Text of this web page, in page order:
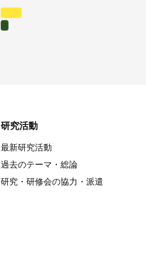
研究活動
最新研究活動
過去のテーマ・総論
研究・研修会の協力・派遣